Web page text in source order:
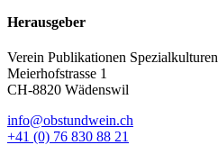
Herausgeber
Verein Publikationen Spezialkulturen
Meierhofstrasse 1
CH-8820 Wädenswil
info@obstundwein.ch
+41 (0) 76 830 88 21